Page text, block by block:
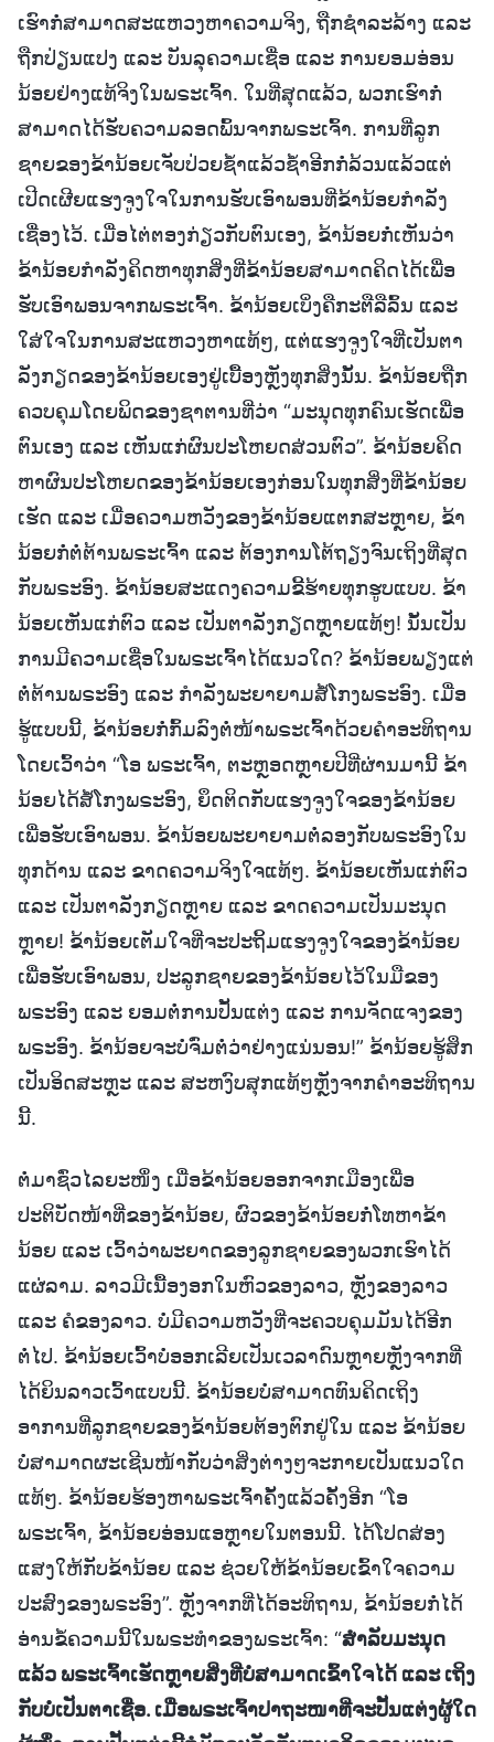
ເຮົາກໍ່ສາມາດສະແຫວງຫາຄວາມຈິງ, ຖືກຊໍາລະລ້າງ ແລະ
ຖືກປ່ຽນແປງ ແລະ ບັນລຸຄວາມເຊື່ອ ແລະ ການຍອມອ່ອນ
ນ້ອຍຢ່າງແທ້ຈິງໃນພຣະເຈົ້າ. ໃນທີ່ສຸດແລ້ວ, ພວກເຮົາກໍ່
ສາມາດໄດ້ຮັບຄວາມລອດພົ້ນຈາກພຣະເຈົ້າ. ການທີ່ລູກ
ຊາຍຂອງຂ້ານ້ອຍເຈັບປ່ວຍຊໍ້າແລ້ວຊໍ້າອີກກໍ່ລ້ວນແລ້ວແຕ່
ເປີດເຜີຍແຮງຈູງໃຈໃນການຮັບເອົາພອນທີ່ຂ້ານ້ອຍກຳລັງ
ເຊື່ອງໄວ້. ເມື່ອໄຕ່ຕອງກ່ຽວກັບຕົນເອງ, ຂ້ານ້ອຍກໍ່ເຫັນວ່າ
ຂ້ານ້ອຍກຳລັງຄິດຫາທຸກສິ່ງທີ່ຂ້ານ້ອຍສາມາດຄິດໄດ້ເພື່ອ
ຮັບເອົາພອນຈາກພຣະເຈົ້າ. ຂ້ານ້ອຍເບິ່ງຄືກະຕືລືລົ້ນ ແລະ
ໃສ່ໃຈໃນການສະແຫວງຫາແທ້ໆ, ແຕ່ແຮງຈູງໃຈທີ່ເປັນຕາ
ລັງກຽດຂອງຂ້ານ້ອຍເອງຢູ່ເບື້ອງຫຼັງທຸກສິ່ງນັ້ນ. ຂ້ານ້ອຍຖືກ
ຄວບຄຸມໂດຍພິດຂອງຊາຕານທີ່ວ່າ “ມະນຸດທຸກຄົນເຮັດເພື່ອ
ຕົນເອງ ແລະ ເຫັນແກ່ຜົນປະໂຫຍດສ່ວນຕົວ”. ຂ້ານ້ອຍຄິດ
ຫາຜົນປະໂຫຍດຂອງຂ້ານ້ອຍເອງກ່ອນໃນທຸກສິ່ງທີ່ຂ້ານ້ອຍ
ເຮັດ ແລະ ເມື່ອຄວາມຫວັງຂອງຂ້ານ້ອຍແຕກສະຫຼາຍ, ຂ້າ
ນ້ອຍກໍ່ຕໍ່ຕ້ານພຣະເຈົ້າ ແລະ ຕ້ອງການໂຕ້ຖຽງຈົນເຖິງທີ່ສຸດ
ກັບພຣະອົງ. ຂ້ານ້ອຍສະແດງຄວາມຂີ້ຮ້າຍທຸກຮູບແບບ. ຂ້າ
ນ້ອຍເຫັນແກ່ຕົວ ແລະ ເປັນຕາລັງກຽດຫຼາຍແທ້ໆ! ນັ້ນເປັນ
ການມີຄວາມເຊື່ອໃນພຣະເຈົ້າໄດ້ແນວໃດ? ຂ້ານ້ອຍພຽງແຕ່
ຕໍ່ຕ້ານພຣະອົງ ແລະ ກຳລັງພະຍາຍາມສໍ້ໂກງພຣະອົງ. ເມື່ອ
ຮູ້ແບບນີ້, ຂ້ານ້ອຍກໍ່ກົ້ມລົງຕໍ່ໜ້າພຣະເຈົ້າດ້ວຍຄຳອະທິຖານ
ໂດຍເວົ້າວ່າ “ໂອ ພຣະເຈົ້າ, ຕະຫຼອດຫຼາຍປີທີ່ຜ່ານມານີ້ ຂ້າ
ນ້ອຍໄດ້ສໍ້ໂກງພຣະອົງ, ຍຶດຕິດກັບແຮງຈູງໃຈຂອງຂ້ານ້ອຍ
ເພື່ອຮັບເອົາພອນ. ຂ້ານ້ອຍພະຍາຍາມຕໍ່ລອງກັບພຣະອົງໃນ
ທຸກດ້ານ ແລະ ຂາດຄວາມຈິງໃຈແທ້ໆ. ຂ້ານ້ອຍເຫັນແກ່ຕົວ
ແລະ ເປັນຕາລັງກຽດຫຼາຍ ແລະ ຂາດຄວາມເປັນມະນຸດ
ຫຼາຍ! ຂ້ານ້ອຍເຕັມໃຈທີ່ຈະປະຖິ້ມແຮງຈູງໃຈຂອງຂ້ານ້ອຍ
ເພື່ອຮັບເອົາພອນ, ປະລູກຊາຍຂອງຂ້ານ້ອຍໄວ້ໃນມືຂອງ
ພຣະອົງ ແລະ ຍອມຕໍ່ການປັ້ນແຕ່ງ ແລະ ການຈັດແຈງຂອງ
ພຣະອົງ. ຂ້ານ້ອຍຈະບໍ່ຈົ່ມຕໍ່ວ່າຢ່າງແນ່ນອນ!” ຂ້ານ້ອຍຮູ້ສຶກ
ເປັນອິດສະຫຼະ ແລະ ສະຫງົບສຸກແທ້ໆຫຼັງຈາກຄຳອະທິຖານ
ນີ້.
ຕໍ່ມາຊົ່ວໄລຍະໜຶ່ງ ເມື່ອຂ້ານ້ອຍອອກຈາກເມືອງເພື່ອ
ປະຕິບັດໜ້າທີ່ຂອງຂ້ານ້ອຍ, ຜົວຂອງຂ້ານ້ອຍກໍ່ໂທຫາຂ້າ
ນ້ອຍ ແລະ ເວົ້າວ່າພະຍາດຂອງລູກຊາຍຂອງພວກເຮົາໄດ້
ແຜ່ລາມ. ລາວມີເນື້ອງອກໃນຫົວຂອງລາວ, ຫຼັງຂອງລາວ
ແລະ ຄໍຂອງລາວ. ບໍ່ມີຄວາມຫວັງທີ່ຈະຄວບຄຸມມັນໄດ້ອີກ
ຕໍ່ໄປ. ຂ້ານ້ອຍເວົ້າບໍ່ອອກເລີຍເປັນເວລາດົນຫຼາຍຫຼັງຈາກທີ່
ໄດ້ຍິນລາວເວົ້າແບບນີ້. ຂ້ານ້ອຍບໍ່ສາມາດທົນຄິດເຖິງ
ອາການທີ່ລູກຊາຍຂອງຂ້ານ້ອຍຕ້ອງຕົກຢູ່ໃນ ແລະ ຂ້ານ້ອຍ
ບໍ່ສາມາດຜະເຊີນໜ້າກັບວ່າສິ່ງຕ່າງໆຈະກາຍເປັນແນວໃດ
ແທ້ໆ. ຂ້ານ້ອຍຮ້ອງຫາພຣະເຈົ້າຄັ້ງແລ້ວຄັ້ງອີກ “ໂອ
ພຣະເຈົ້າ, ຂ້ານ້ອຍອ່ອນແອຫຼາຍໃນຕອນນີ້. ໄດ້ໂປດສ່ອງ
ແສງໃຫ້ກັບຂ້ານ້ອຍ ແລະ ຊ່ວຍໃຫ້ຂ້ານ້ອຍເຂົ້າໃຈຄວາມ
ປະສົງຂອງພຣະອົງ”. ຫຼັງຈາກທີ່ໄດ້ອະທິຖານ, ຂ້ານ້ອຍກໍ່ໄດ້
ອ່ານຂໍ້ຄວາມນີ້ໃນພຣະທຳຂອງພຣະເຈົ້າ: “ສຳລັບມະນຸດ
ແລ້ວ ພຣະເຈົ້າເຮັດຫຼາຍສິ່ງທີ່ບໍ່ສາມາດເຂົ້າໃຈໄດ້ ແລະ ເຖິງ
ກັບບໍ່ເປັນຕາເຊື່ອ. ເມື່ອພຣະເຈົ້າປາຖະໜາທີ່ຈະປັ້ນແຕ່ງຜູ້ໃດ